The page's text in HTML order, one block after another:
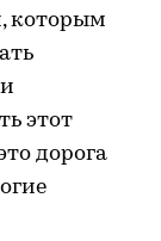
которым
этот
дорога